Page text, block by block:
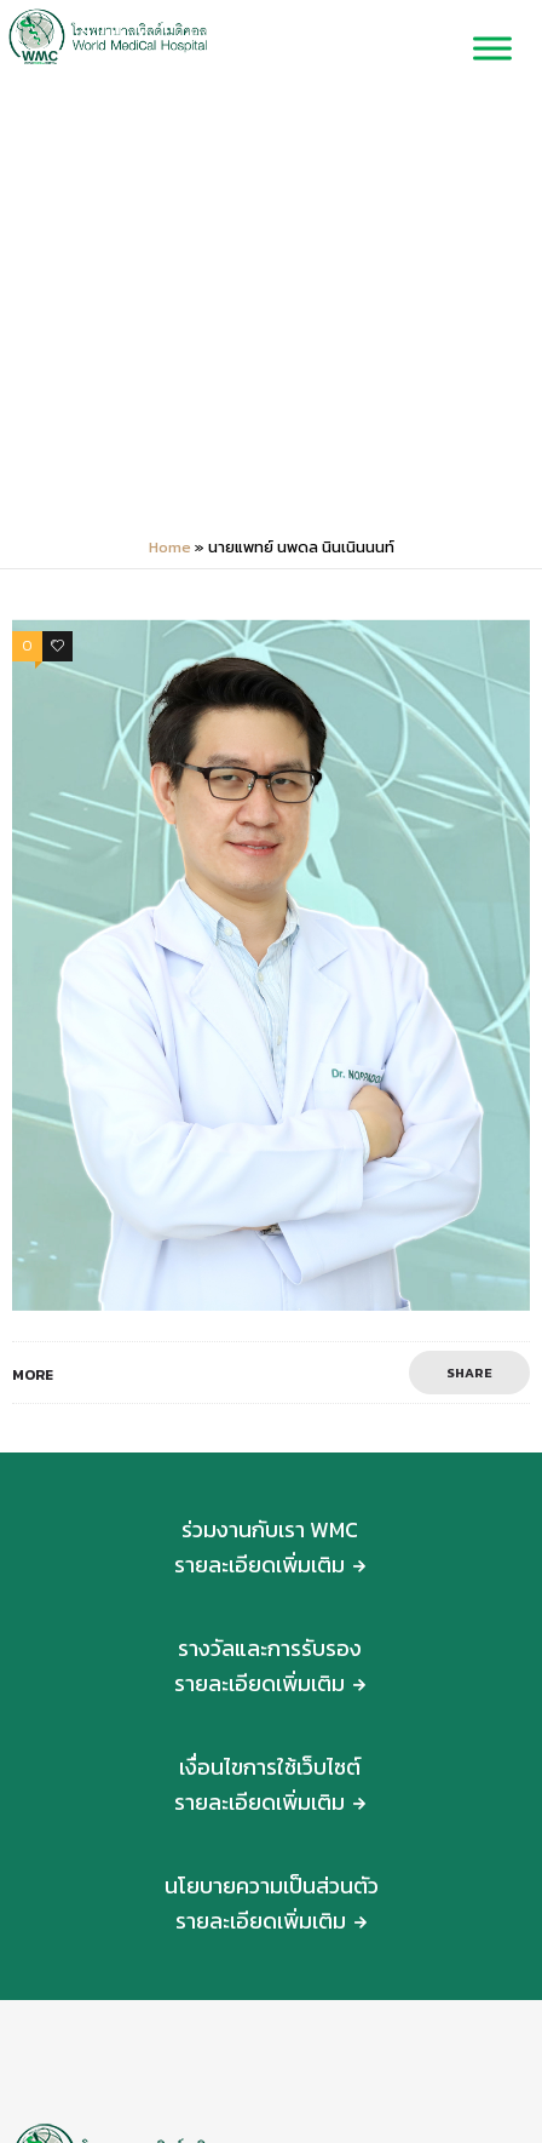
Home » นายแพทย์ นพดล นินเนินนนท์
0 0
MORE SHARE
ร่วมงานกับเรา WMC
รายละเอียดเพิ่มเติม
รางวัลและการรับรอง
รายละเอียดเพิ่มเติม
เงื่อนไขการใช้เว็บไซต์
รายละเอียดเพิ่มเติม
นโยบายความเป็นส่วนตัว
รายละเอียดเพิ่มเติม